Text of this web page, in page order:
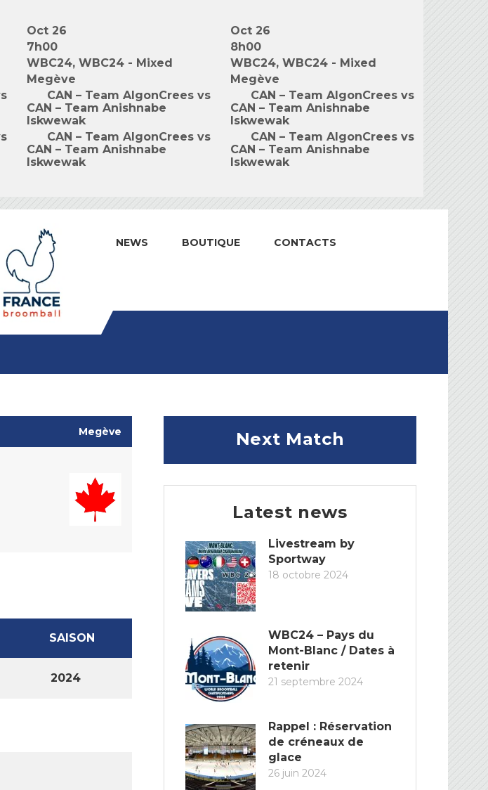
Oct 26
7h00
WBC24, WBC24 - Mixed
Megève
CAN – Team AlgonCrees vs
CAN – Team Anishnabe
Iskwewak
CAN – Team AlgonCrees vs
CAN – Team Anishnabe
Iskwewak
Oct 26
8h00
WBC24, WBC24 - Mixed
Megève
CAN – Team AlgonCrees vs
CAN – Team Anishnabe
Iskwewak
CAN – Team AlgonCrees vs
CAN – Team Anishnabe
Iskwewak
NEWS BOUTIQUE CONTACTS
Megève
SAISON
2024
Next Match
Latest news
Livestream by
Sportway
18 octobre 2024
WBC24 – Pays du
Mont-Blanc / Dates à
retenir
21 septembre 2024
Rappel : Réservation
de créneaux de
glace
26 juin 2024